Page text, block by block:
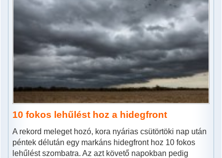
10 fokos lehűlést hoz a hidegfront
A rekord meleget hozó, kora nyárias csütörtöki nap után
péntek délután egy markáns hidegfront hoz 10 fokos
lehűlést szombatra. Az azt követő napokban pedig